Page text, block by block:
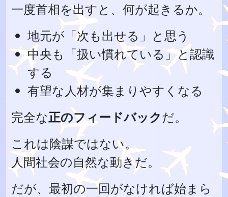
一度首相を出すと、何が起きるか。
地元が「次も出せる」と思う
中央も「扱い慣れている」と認識
する
有望な人材が集まりやすくなる
完全な正のフィードバックだ。
これは陰謀ではない。
人間社会の自然な動きだ。
だが、最初の一回がなければ始まら